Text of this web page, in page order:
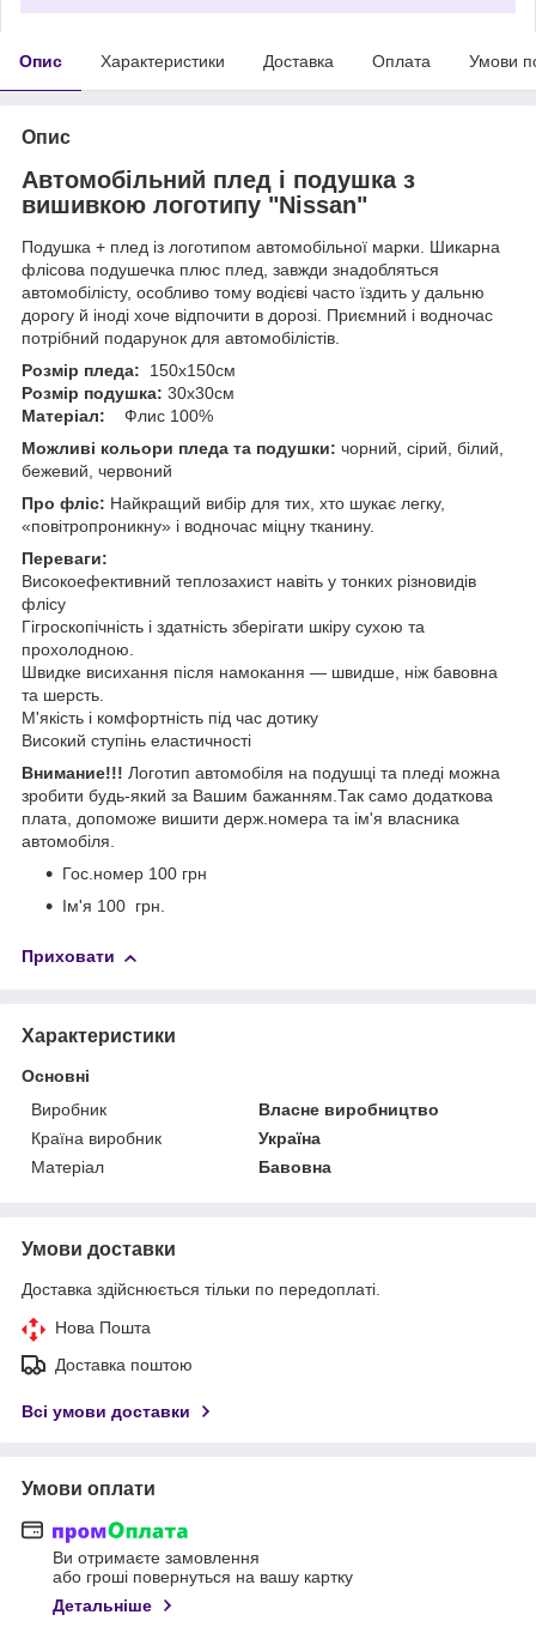
Опис Характеристики Доставка Оплата Умови
Опис
Автомобільний плед і подушка з
вишивкою логотипу "Nissan"
Подушка + плед із логотипом автомобільної марки. Шикарна
флісова подушечка плюс плед, завжди знадобляться
автомобілісту, особливо тому водієві часто їздить у дальню
дорогу й іноді хоче відпочити в дорозі. Приємний і водночас
потрібний подарунок для автомобілістів.
Розмір пледа:
150х150см
Розмір подушка: 30х30см
Матеріал:
Флис 100%
Можливі кольори пледа та подушки: чорний, сірий, білий,
бежевий, червоний
Про фліс: Найкращий вибір для тих, хто шукає легку,
«повітропроникну» і водночас міцну тканину.
Переваги:
Високоефективний теплозахист навіть у тонких різновидів
флісу
Гігроскопічність і здатність зберігати шкіру сухою та
прохолодною.
Швидке висихання після намокання — швидше, ніж бавовна
та шерсть.
М'якість і комфортність під час дотику
Високий ступінь еластичності
Внимание!!! Логотип автомобіля на подушці та пледі можна
зробити будь-який за Вашим бажанням.Так само додаткова
плата, допоможе вишити держ.номера та ім'я власника
автомобіля.
Гос.номер 100 грн
Ім'я 100 грн.
Приховати
Характеристики
Основні
Виробник
Власне виробництво
Країна виробник
Україна
Матеріал
Бавовна
Умови доставки
Доставка здійснюється тільки по передоплаті.
Нова Пошта
Доставка поштою
Всі умови доставки
Умови оплати
Ви отримаєте замовлення
або гроші повернуться на вашу картку
Детальніше